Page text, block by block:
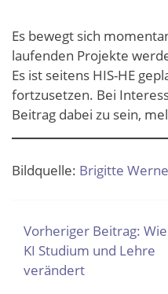
Es bewegt sich
laufenden Projekte
Es ist seitens HIS-HE
fortzusetzen. Bei
Beitrag dabei zu sein,
Bildquelle: Brigitte
Vorheriger Beitrag: Wie
KI Studium und Lehre
verändert